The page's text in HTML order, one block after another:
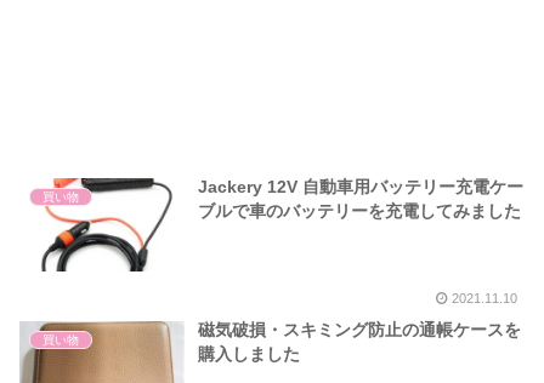
買い物
Jackery 12V 自動車用バッテリー充電ケー
ブルで車のバッテリーを充電してみました
2021.11.10
買い物
磁気破損・スキミング防止の通帳ケースを
購入しました